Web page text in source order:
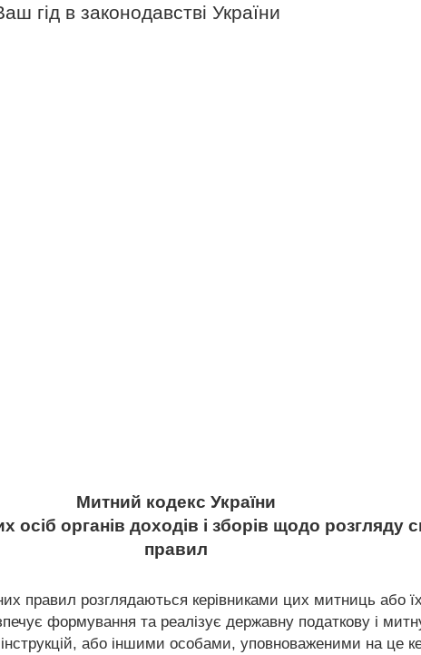
гід в законодавстві України
Митний кодекс України
осіб органів доходів і зборів щодо
правил
правил розглядаються керівниками цих митниць або
формування та реалізує державну податкову і
або іншими особами, уповноваженими на це